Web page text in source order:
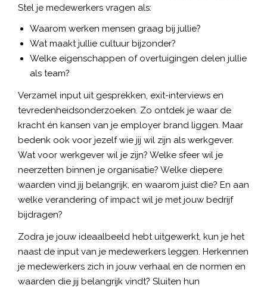
Stel je medewerkers vragen als:
Waarom werken mensen graag bij jullie?
Wat maakt jullie cultuur bijzonder?
Welke eigenschappen of overtuigingen delen jullie
als team?
Verzamel input uit gesprekken, exit-interviews en
tevredenheidsonderzoeken. Zo ontdek je waar de
kracht én kansen van je employer brand liggen. Maar
bedenk ook voor jezelf wie jij wil zijn als werkgever.
Wat voor werkgever wil je zijn? Welke sfeer wil je
neerzetten binnen je organisatie? Welke diepere
waarden vind jij belangrijk, en waarom juist die? En aan
welke verandering of impact wil je met jouw bedrijf
bijdragen?
Zodra je jouw ideaalbeeld hebt uitgewerkt, kun je het
naast de input van je medewerkers leggen. Herkennen
je medewerkers zich in jouw verhaal en de normen en
waarden die jij belangrijk vindt? Sluiten hun